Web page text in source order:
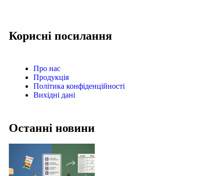
Корисні посилання
Про нас
Продукція
Політика конфіденційності
Вихідні дані
Останні новини